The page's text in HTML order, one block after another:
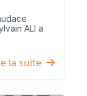
ALI a
la suite